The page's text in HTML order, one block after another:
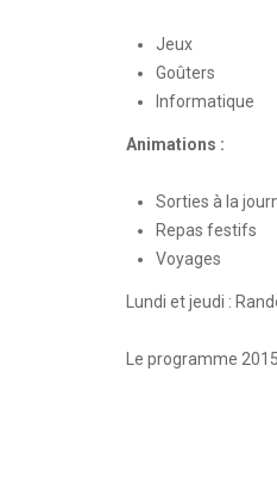
Jeux
Goûters
Informatique
Animations :
Sorties à la
Repas festifs
Voyages
Lundi et jeudi :
Le programme